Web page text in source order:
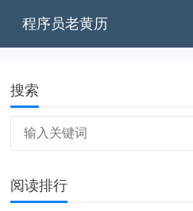
程序员老黄历
搜索
阅读排行